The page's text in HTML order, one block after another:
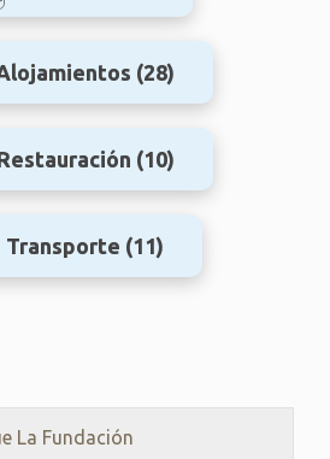
(28)
(10)
Transporte (11)
La Fundación